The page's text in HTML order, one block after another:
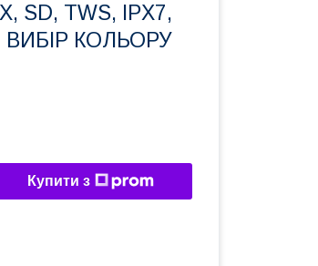
SD, TWS, IPX7,
ВИБІР КОЛЬОРУ
Купити з